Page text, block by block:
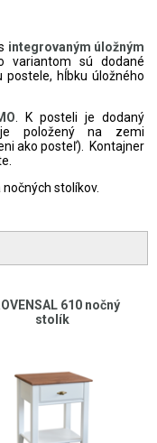
integrovaným úložným
sú dodané
hĺbku úložného
. K posteli je dodaný
položený na zemi
ako posteľ). Kontajner
stolíkov.
610 nočný
stolík